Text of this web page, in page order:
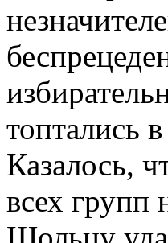
топтались
Казалось,
всех групп